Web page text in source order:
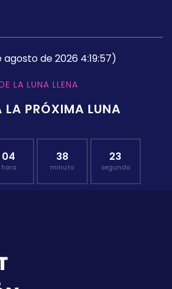
agosto de 2026 4:19:57)
LA LUNA LLENA
LA PRÓXIMA LUNA
04
hora
38
minuto
22
segundo